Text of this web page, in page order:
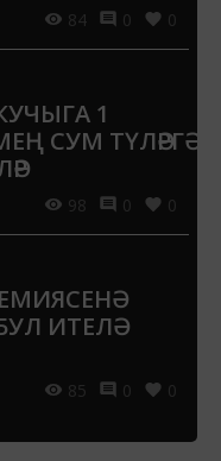
84 0 0
1
СУМ ТҮЛӘРГӘ
98 0 0
ИТЕЛӘ
85 0 0